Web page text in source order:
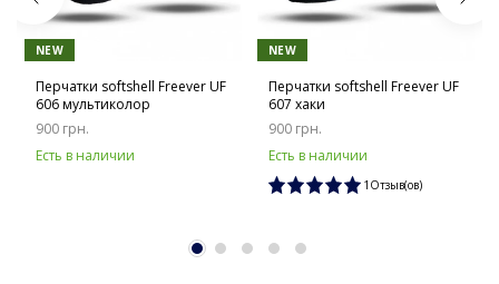
NEW
Перчатки softshell Freever UF
606 мультиколор
900 грн.
Есть в наличии
NEW
Перчатки softshell Freever UF
607 хаки
900 грн.
Есть в наличии
1Отзыв(ов)